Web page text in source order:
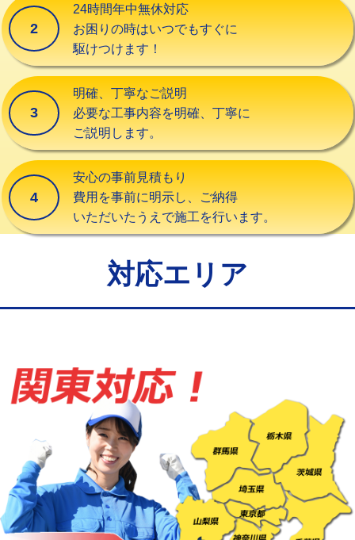
交換・取付(排水栓・排水トラップ
（P/S/ポップアップ））
交換・取付（その他部品）
持込商品取付（単水栓）
持込商品取付（混合水栓） 16,500円
持込商品取付（浄水器・分岐水栓） 16,500円
給水管工事※（ホール加工)
給水管工事※（バンド止め) 3,300円
給水管工事※（保温材使用（バンド止
5,500円
給水管工事※（塩ビ管（VP・HI）使
用/3ｍまで)
給水管工事※（塩ビ管（VP・HI）使
用（追加）/3ｍ超え)
+8,800円
給水管工事※（ライニング鋼管・銅
管・ポリ管・HT管使用/3ｍまで)
44,000円
給水管工事※（ライニング鋼管・銅
+8,800円
2
24時間年中無休対応
お困りの時はいつでもすぐに
駆けつけます！
3
明確、丁寧なご説明
必要な工事内容を明確、丁寧に
ご説明します。
4
安心の事前見積もり
費用を事前に明示し、ご納得
いただいたうえで施工を行います。
対応エリア